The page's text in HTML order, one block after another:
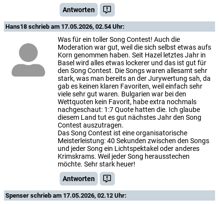
Antworten
Hans18 schrieb am 17.05.2026, 02.54 Uhr:
Was für ein toller Song Contest! Auch die
Moderation war gut, weil die sich selbst etwas aufs
Korn genommen haben. Seit Hazel letztes Jahr in
Basel wird alles etwas lockerer und das ist gut für
den Song Contest. Die Songs waren allesamt sehr
stark, was man bereits an der Jurywertung sah, da
gab es keinen klaren Favoriten, weil einfach sehr
viele sehr gut waren. Bulgarien war bei den
Wettquoten kein Favorit, habe extra nochmals
nachgeschaut: 1:7 Quote hatten die. Ich glaube
diesem Land tut es gut nächstes Jahr den Song
Contest auszutragen.
Das Song Contest ist eine organisatorische
Meisterleistung: 40 Sekunden zwischen den Songs
und jeder Song ein Lichtspektakel oder anderes
Krimskrams. Weil jeder Song herausstechen
möchte. Sehr stark heuer!
Antworten
Spenser schrieb am 17.05.2026, 02.12 Uhr: